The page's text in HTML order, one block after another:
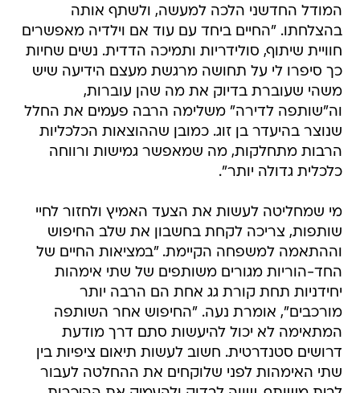
המודל החדשני הלכה למעשה, ולשתף אותה
בהצלחתו. "החיים ביחד עם עוד אם וילדיה מאפשרים
חוויית שיתוף, סולידריות ותמיכה הדדית. נשים שחיות
כך סיפרו לי על תחושה מרגשת מעצם הידיעה שיש
משהי שעוברת בדיוק את מה שהן עוברות,
וה"שותפה לדירה" משלימה הרבה פעמים את החלל
שנוצר בהיעדר בן זוג. כמובן שההוצאות הכלכליות
הרבות מתחלקות, מה שמאפשר גמישות ורווחה
כלכלית גדולה יותר".
מי שמחליטה לעשות את הצעד האמיץ ולחזור לחיי
שותפות, צריכה לקחת בחשבון את שלב החיפוש
וההתאמה למשפחה הקיימת. "במציאות החיים של
החד-הוריות מגורים משותפים של שתי אימהות
יחידניות תחת קורת גג אחת הם הרבה יותר
מורכבים", אומרת נעה. "החיפוש אחר השותפה
המתאימה לא יכול להיעשות סתם דרך מודעת
דרושים סטנדרטית. חשוב לעשות תיאום ציפיות בין
שתי האימהות לפני שלוקחים את ההחלטה לעבור